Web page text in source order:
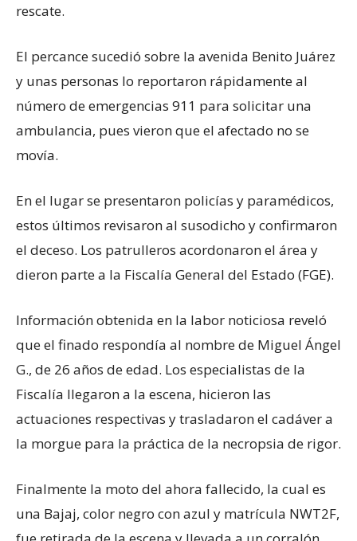
rescate.
El percance sucedió sobre la avenida Benito Juárez
y unas personas lo reportaron rápidamente al
número de emergencias 911 para solicitar una
ambulancia, pues vieron que el afectado no se
movía.
En el lugar se presentaron policías y paramédicos,
estos últimos revisaron al susodicho y confirmaron
el deceso. Los patrulleros acordonaron el área y
dieron parte a la Fiscalía General del Estado (FGE).
Información obtenida en la labor noticiosa reveló
que el finado respondía al nombre de Miguel Ángel
G., de 26 años de edad. Los especialistas de la
Fiscalía llegaron a la escena, hicieron las
actuaciones respectivas y trasladaron el cadáver a
la morgue para la práctica de la necropsia de rigor.
Finalmente la moto del ahora fallecido, la cual es
una Bajaj, color negro con azul y matrícula NWT2F,